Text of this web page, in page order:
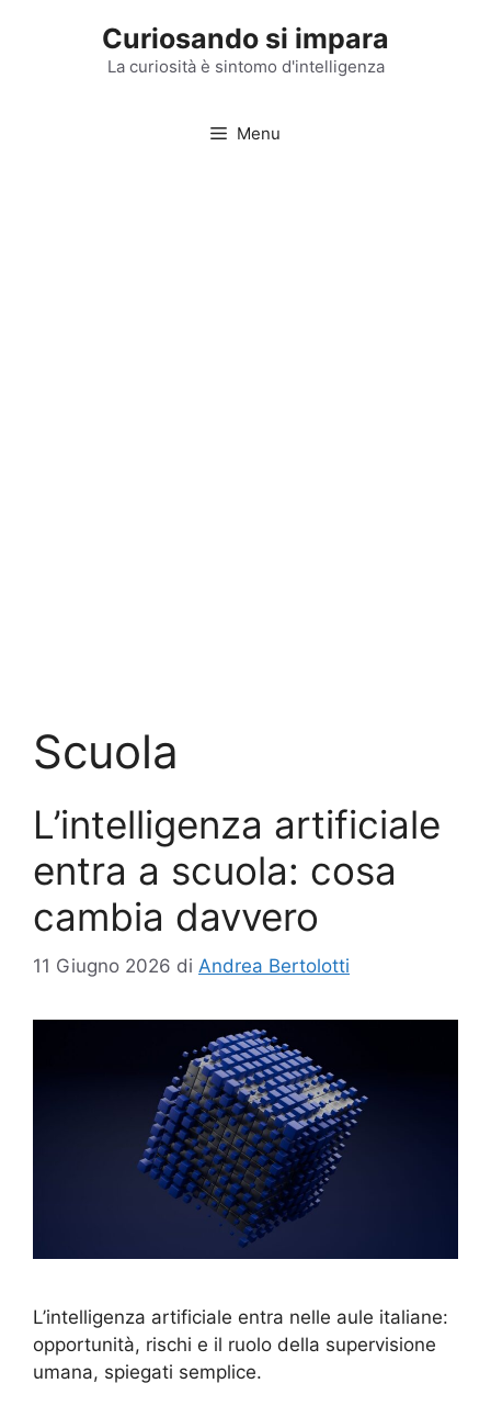
Curiosando si impara
La curiosità è sintomo d'intelligenza
Menu
Scuola
L’intelligenza artificiale
entra a scuola: cosa
cambia davvero
11 Giugno 2026 di Andrea Bertolotti
L’intelligenza artificiale entra nelle aule italiane:
opportunità, rischi e il ruolo della supervisione
umana, spiegati semplice.